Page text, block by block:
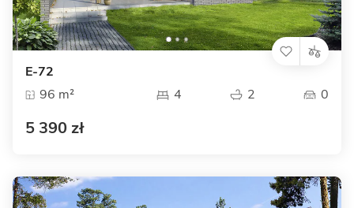
E-72
96 m²
4 2 0
5 390 zł